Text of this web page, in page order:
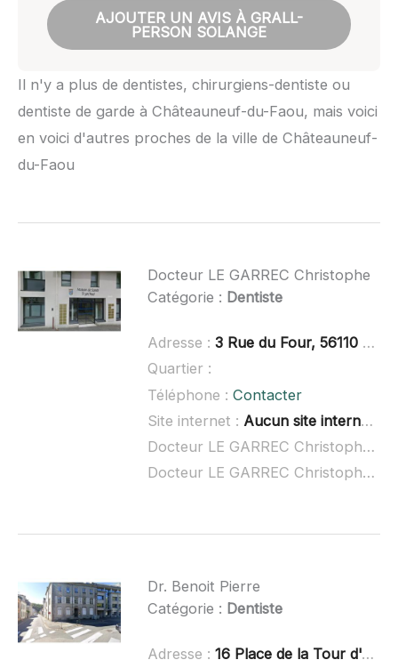
AJOUTER UN AVIS À GRALL-
PERSON SOLANGE
Il n'y a plus de dentistes, chirurgiens-dentiste ou
dentiste de garde à Châteauneuf-du-Faou, mais voici
en voici d'autres proches de la ville de Châteauneuf-
du-Faou
Docteur LE GARREC Christophe
Catégorie : Dentiste
Adresse : 3 Rue du Four, 56110 Gourin
Quartier :
Téléphone : Contacter
Site internet : Aucun site internet connu
Docteur LE GARREC Christophe à domicile :
Docteur LE GARREC Christophe ouvert dimanche :
Dr. Benoit Pierre
Catégorie : Dentiste
Adresse : 16 Place de la Tour d'Auvergne, 29000 Quimper